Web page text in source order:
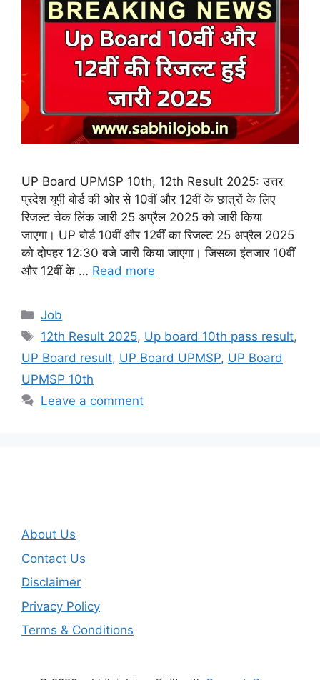
UP Board UPMSP 10th, 12th Result 2025: उत्तर
प्रदेश यूपी बोर्ड की ओर से 10वीं और 12वीं के छात्रों के लिए
रिजल्ट चेक लिंक जारी 25 अप्रैल 2025 को जारी किया
जाएगा। UP बोर्ड 10वीं और 12वीं का रिजल्ट 25 अप्रैल 2025
को दोपहर 12:30 बजे जारी किया जाएगा। जिसका इंतजार 10वीं
और 12वीं के … Read more
Categories
Job
Tags
12th Result 2025, Up board 10th pass result,
UP Board result, UP Board UPMSP, UP Board
UPMSP 10th
Leave a comment
About Us
Contact Us
Disclaimer
Privacy Policy
Terms & Conditions